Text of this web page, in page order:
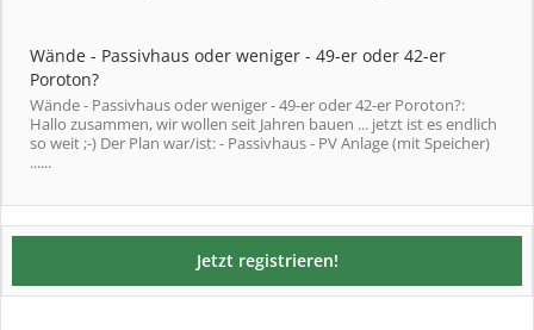
Wände - Passivhaus oder weniger - 49-er oder 42-er
Poroton?
Wände - Passivhaus oder weniger - 49-er oder 42-er Poroton?:
Hallo zusammen, wir wollen seit Jahren bauen ... jetzt ist es endlich
so weit ;-) Der Plan war/ist: - Passivhaus - PV Anlage (mit Speicher)
......
Jetzt registrieren!